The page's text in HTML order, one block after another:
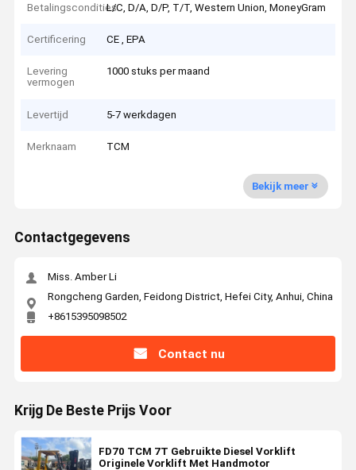
BetalingsconditiesL/C, D/A, D/P, T/T, Western Union, MoneyGram
Certificering CE , EPA
Levering
vermogen
1000 stuks per maand
Levertijd 5-7 werkdagen
Merknaam TCM
Bekijk meer
Contactgegevens
Miss. Amber Li
Rongcheng Garden, Feidong District, Hefei City, Anhui, China
+8615395098502
Contact nu
Krijg De Beste Prijs Voor
FD70 TCM 7T Gebruikte Diesel Vorklift
Originele Vorklift Met Handmotor